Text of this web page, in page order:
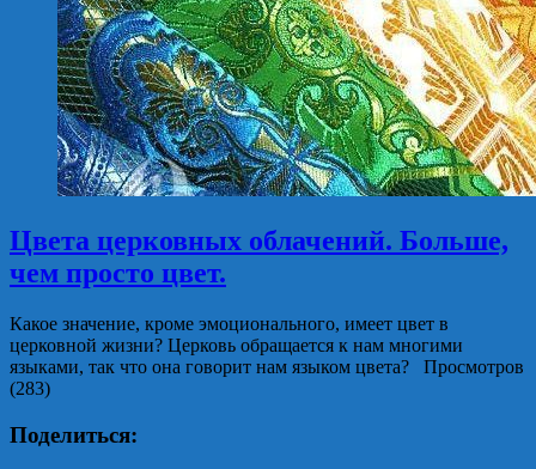
Цвета церковных облачений. Больше,
чем просто цвет.
Какое значение, кроме эмоционального, имеет цвет в
церковной жизни? Церковь обращается к нам многими
языками, так что она говорит нам языком цвета? Просмотров
(283)
Поделиться: